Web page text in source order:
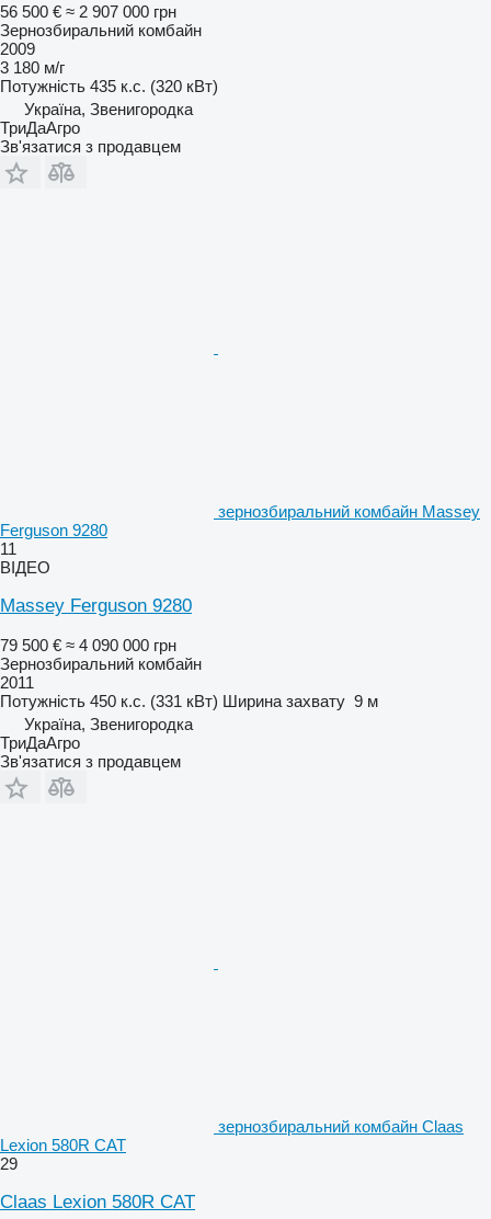
56 500 € ≈ 2 907 000 грн
Зернозбиральний комбайн
2009
3 180 м/г
Потужність 435 к.с. (320 кВт)
Україна, Звенигородка
ТриДаАгро
Зв'язатися з продавцем
зернозбиральний комбайн Massey
Ferguson 9280
11
ВІДЕО
Massey Ferguson 9280
79 500 € ≈ 4 090 000 грн
Зернозбиральний комбайн
2011
Потужність 450 к.с. (331 кВт) Ширина захвату 9 м
Україна, Звенигородка
ТриДаАгро
Зв'язатися з продавцем
зернозбиральний комбайн Claas
Lexion 580R CAT
29
Claas Lexion 580R CAT